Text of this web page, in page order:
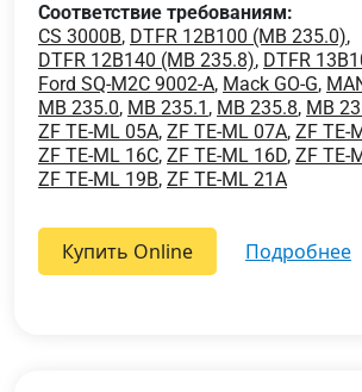
Соответствие требованиям:
CS 3000B, DTFR 12B100 (MB 235.0),
DTFR 12B140 (MB 235.8), DTFR
Ford SQ-M2C 9002-A, Mack GO-G,
MB 235.0, MB 235.1 , MB 235.8, MB
ZF TE-ML 05A, ZF TE-ML 07A, ZF TE-
ZF TE-ML 16C, ZF TE-ML 16D, ZF TE-
ZF TE-ML 19B, ZF TE-ML 21A
Купить Online подробнее